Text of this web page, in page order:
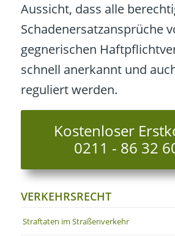
Aussicht, dass alle
Schadenersatzansprüche
gegnerischen
schnell anerkannt und
reguliert werden.
Kostenloser
0211 - 86 32
VERKEHRSRECHT
Straftaten im Straßenverkehr